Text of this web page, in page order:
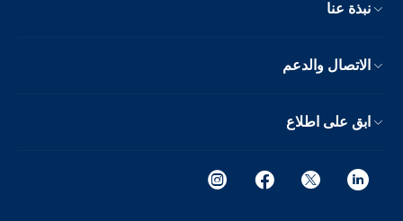
نبذة عنا
الاتصال والدعم
ابق على اطلاع